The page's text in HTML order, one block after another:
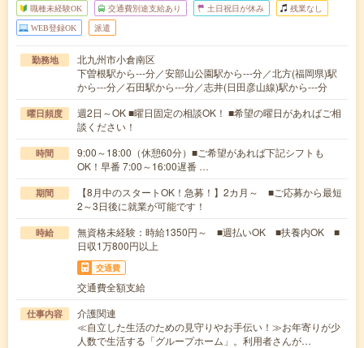
職種未経験OK 交通費別途支給あり 土日祝日が休み 残業なし
WEB登録OK 派遣
勤務地
北九州市小倉南区
下曽根駅から---分／安部山公園駅から---分／北方(福岡県)駅
から---分／石田駅から---分／志井(日田彦山線)駅から---分
曜日頻度
週2日～OK ■曜日固定の相談OK！ ■希望の曜日があればご相
談ください！
時間
9:00～18:00（休憩60分）■ご希望があれば下記シフトも
OK！早番 7:00～16:00遅番 …
期間
【8月中のスタートOK！急募！】2カ月～ ■ご応募から最短
2～3日後に就業が可能です！
時給
無資格未経験：時給1350円～ ■週払いOK ■扶養内OK ■
日収1万800円以上
交通費
交通費全額支給
仕事内容
介護関連
≪自立した生活のための見守りやお手伝い！≫お年寄りが少
人数で生活する「グループホーム」。利用者さんが…